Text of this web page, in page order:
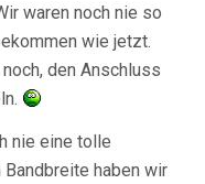
waren noch nie so
wie jetzt.
den Anschluss
nie eine tolle
Bandbreite haben wir